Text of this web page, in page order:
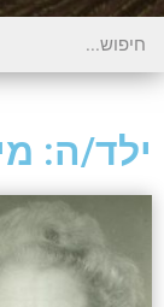
ילד/ה: